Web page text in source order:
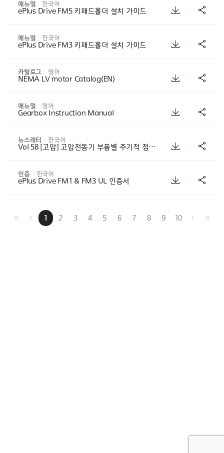
매뉴얼 한국어
ePlus Drive FM5 키패드홀더 설치 가이드
매뉴얼 한국어
ePlus Drive FM3 키패드홀더 설치 가이드
카탈로그 영어
NEMA LV motor Catalog(EN)
매뉴얼 영어
Gearbox Instruction Manual
뉴스레터 한국어
Vol 58 [고압] 고압전동기 부품별 주기적 점검 POINT
인증 한국어
ePlus Drive FM1 & FM3 UL 인증서
1 2 3 4 5 6 7 8 9 10